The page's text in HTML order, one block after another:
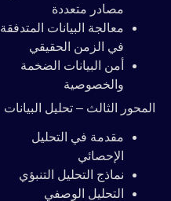
مصادر متعددة
معالجة البيانات المتدفقة
في الزمن الحقيقي
أمن البيانات الضخمة
والخصوصية
المحور الثالث – تحليل البيانات
مقدمة في التحليل
الإحصائي
نماذج التحليل التنبؤي
التحليل الوصفي